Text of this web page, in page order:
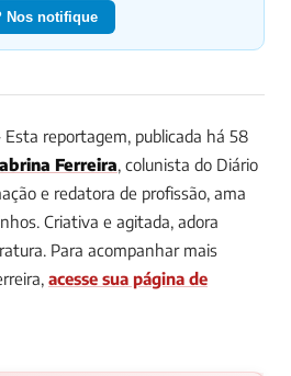
Nos notifique
reportagem, publicada há 58
Ferreira, colunista do Diário
e redatora de profissão, ama
Criativa e agitada, adora
Para acompanhar mais
acesse sua página de